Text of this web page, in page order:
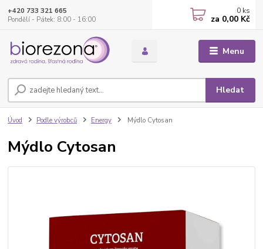
Menu
Hledat
+420 733 321 665
Pondělí - Pátek: 8:00 - 16:00
0 ks
za 0,00 Kč
Úvod Podle výrobců Energy Mýdlo Cytosan
Mýdlo Cytosan